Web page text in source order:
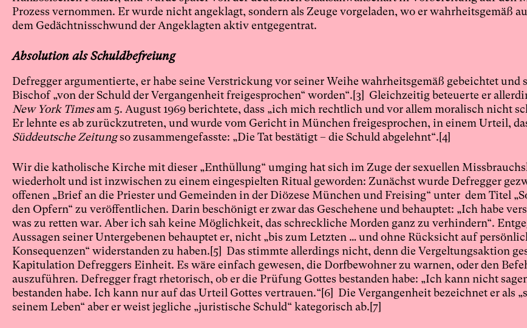
Prozess vernommen. Er wurde nicht angeklagt, sondern als Zeuge vorgeladen, wo er wahrheitsgemäß
dem Gedächtnisschwund der Angeklagten aktiv entgegentrat.
Absolution als Schuldbefreiung
Defregger argumentierte, er habe seine Verstrickung vor seiner Weihe wahrheitsgemäß gebeichtet und
Bischof „von der Schuld der Vergangenheit freigesprochen“ worden“.[3] Gleichzeitig beteuerte er
New York Timesam 5. August 1969 berichtete, dass „ich mich rechtlich und vor allem moralisch nicht
Er lehnte es ab zurückzutreten, und wurde vom Gericht in München freigesprochen, in einem Urteil,
Süddeutsche Zeitungso zusammengefasste: „Die Tat bestätigt – die Schuld abgelehnt“.[4]
Wir die katholische Kirche mit dieser „Enthüllung“ umging hat sich im Zuge der sexuellen
wiederholt und ist inzwischen zu einem eingespielten Ritual geworden: Zunächst wurde Defregger
offenen „Brief an die Priester und Gemeinden in der Diözese München und Freising“ unter dem Titel
den Opfern“ zu veröffentlichen. Darin beschönigt er zwar das Geschehene und behauptet: „Ich habe
was zu retten war. Aber ich sah keine Möglichkeit, das schreckliche Morden ganz zu verhindern“.
Aussagen seiner Untergebenen behauptet er, nicht „bis zum Letzten … und ohne Rücksicht auf
Konsequenzen“ widerstanden zu haben.[5] Das stimmte allerdings nicht, denn die Vergeltungsaktion
Kapitulation Defreggers Einheit. Es wäre einfach gewesen, die Dorfbewohner zu warnen, oder den
auszuführen. Defregger fragt rhetorisch, ob er die Prüfung Gottes bestanden habe: „Ich kann nicht
bestanden habe. Ich kann nur auf das Urteil Gottes vertrauen.“[6] Die Vergangenheit bezeichnet er als
seinem Leben“ aber er weist jegliche „juristische Schuld“ kategorisch ab.[7]